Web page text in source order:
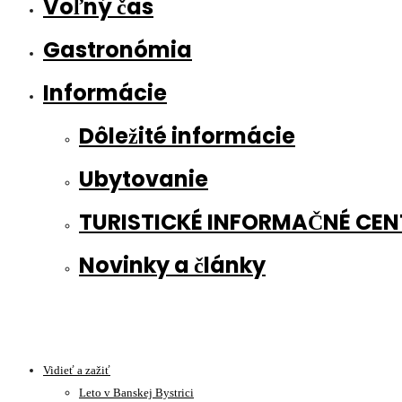
Voľný čas
Gastronómia
Informácie
Dôležité informácie
Ubytovanie
TURISTICKÉ INFORMAČNÉ
Novinky a články
Vidieť a zažiť
Leto v Banskej Bystrici